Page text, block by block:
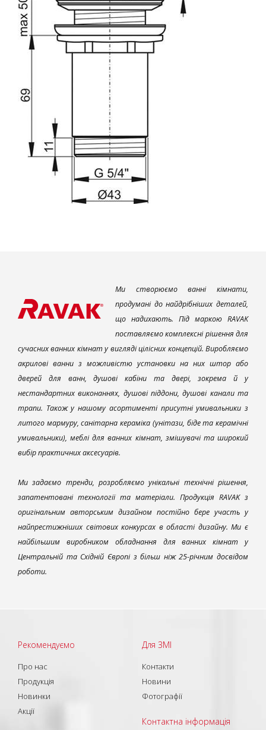
Ми створюємо ванні кімнати,
продумані до найдрібніших деталей,
що надихають. Під маркою RAVAK
поставляємо комплексні рішення для
сучасних ванних кімнат у вигляді цілісних концепцій. Виробляємо
акрилові ванни з можливістю установки на них штор або
дверей для ванн, душові кабіни та двері, зокрема й у
нестандартних виконаннях, душові піддони, душові канали та
трапи. Також у нашому асортименті присутні умивальники з
литого мармуру, санітарна кераміка (унітази, біде та керамічні
умивальники), меблі для ванних кімнат, змішувачі та широкий
вибір практичних аксесуарів.
Ми задаємо тренди, розробляємо унікальні технічні рішення,
запатентовані технології та матеріали. Продукція RAVAK з
оригінальним авторським дизайном постійно бере участь у
найпрестижніших світових конкурсах в області дизайну. Ми є
найбільшим виробником обладнання для ванних кімнат у
Центральній та Східній Європі з більш ніж 25-річним досвідом
роботи.
Рекомендуємо
Про нас
Продукція
Новинки
Акції
Для ЗМІ
Контакти
Новини
Фотографії
Контактна інформація